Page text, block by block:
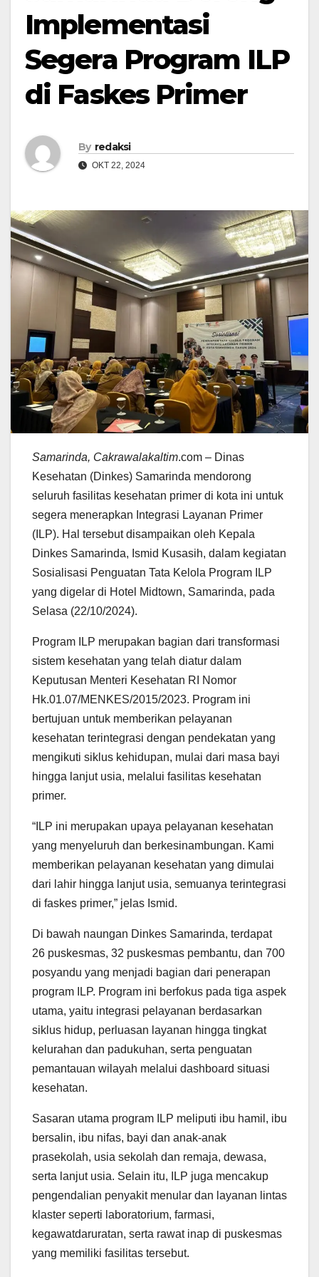
Implementasi
Segera Program ILP
di Faskes Primer
By redaksi
OKT 22, 2024
Samarinda, Cakrawalakaltim.com – Dinas
Kesehatan (Dinkes) Samarinda mendorong
seluruh fasilitas kesehatan primer di kota ini untuk
segera menerapkan Integrasi Layanan Primer
(ILP). Hal tersebut disampaikan oleh Kepala
Dinkes Samarinda, Ismid Kusasih, dalam kegiatan
Sosialisasi Penguatan Tata Kelola Program ILP
yang digelar di Hotel Midtown, Samarinda, pada
Selasa (22/10/2024).
Program ILP merupakan bagian dari transformasi
sistem kesehatan yang telah diatur dalam
Keputusan Menteri Kesehatan RI Nomor
Hk.01.07/MENKES/2015/2023. Program ini
bertujuan untuk memberikan pelayanan
kesehatan terintegrasi dengan pendekatan yang
mengikuti siklus kehidupan, mulai dari masa bayi
hingga lanjut usia, melalui fasilitas kesehatan
primer.
“ILP ini merupakan upaya pelayanan kesehatan
yang menyeluruh dan berkesinambungan. Kami
memberikan pelayanan kesehatan yang dimulai
dari lahir hingga lanjut usia, semuanya terintegrasi
di faskes primer,” jelas Ismid.
Di bawah naungan Dinkes Samarinda, terdapat
26 puskesmas, 32 puskesmas pembantu, dan 700
posyandu yang menjadi bagian dari penerapan
program ILP. Program ini berfokus pada tiga aspek
utama, yaitu integrasi pelayanan berdasarkan
siklus hidup, perluasan layanan hingga tingkat
kelurahan dan padukuhan, serta penguatan
pemantauan wilayah melalui dashboard situasi
kesehatan.
Sasaran utama program ILP meliputi ibu hamil, ibu
bersalin, ibu nifas, bayi dan anak-anak
prasekolah, usia sekolah dan remaja, dewasa,
serta lanjut usia. Selain itu, ILP juga mencakup
pengendalian penyakit menular dan layanan lintas
klaster seperti laboratorium, farmasi,
kegawatdaruratan, serta rawat inap di puskesmas
yang memiliki fasilitas tersebut.